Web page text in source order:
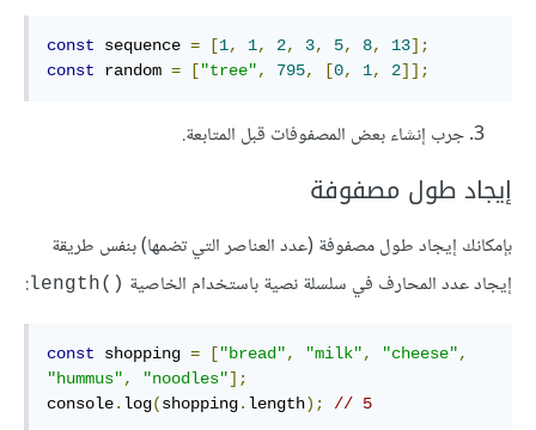
const sequence = [1, 1, 2, 3, 5, 8, 13];
const random = ["tree", 795, [0, 1, 2]];
جرب إنشاء بعض المصفوفات قبل المتابعة.
إيجاد طول مصفوفة
بإمكانك إيجاد طول مصفوفة (عدد العناصر التي تضمها) بنفس طريقة
إيجاد عدد المحارف في سلسلة نصية باستخدام الخاصية ()length
:
const shopping = ["bread", "milk", "cheese",
"hummus", "noodles"];
console. log(shopping. length); // 5